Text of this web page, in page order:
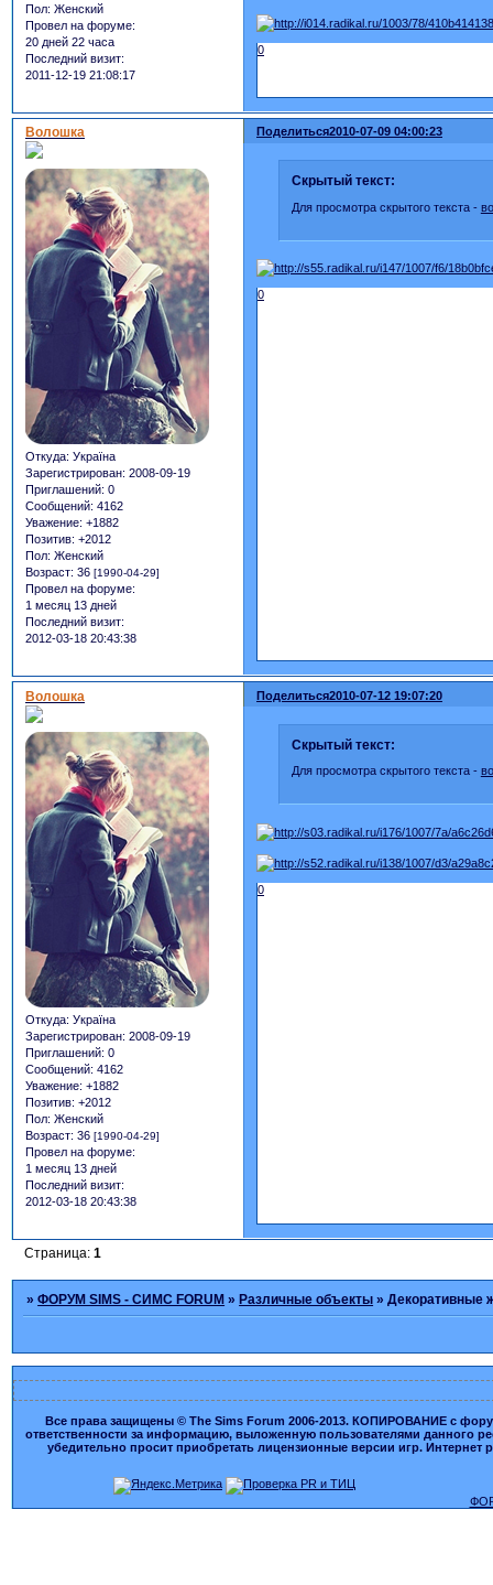
Пол: Женский
Провел на форуме:
20 дней 22 часа
Последний визит:
2011-12-19 21:08:17
0
Поделиться2010-07-09 04:00:23
Волошка
Откуда: Україна
Зарегистрирован: 2008-09-19
Приглашений: 0
Сообщений: 4162
Уважение: +1882
Позитив: +2012
Пол: Женский
Возраст: 36 [1990-04-29]
Провел на форуме:
1 месяц 13 дней
Последний визит:
2012-03-18 20:43:38
Скрытый текст:
Для просмотра скрытого текста -
0
Поделиться2010-07-12 19:07:20
Волошка
Откуда: Україна
Зарегистрирован: 2008-09-19
Приглашений: 0
Сообщений: 4162
Уважение: +1882
Позитив: +2012
Пол: Женский
Возраст: 36 [1990-04-29]
Провел на форуме:
1 месяц 13 дней
Последний визит:
2012-03-18 20:43:38
Скрытый текст:
Для просмотра скрытого текста -
0
Страница:1
»ФОРУМ SIMS - СИМС FORUM »Различные объекты »Декоративные
Все права защищены © The Sims Forum 2006-2013. КОПИРОВАНИЕ с
ответственности за информацию, выложенную пользователями данного
убедительно просит приобретать лицензионные версии игр.